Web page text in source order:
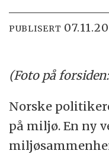
PUBLISERT
(Foto på
Norske
på miljø. En ny